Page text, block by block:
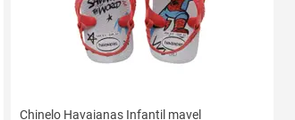
Chinelo Havaianas Infantil mavel